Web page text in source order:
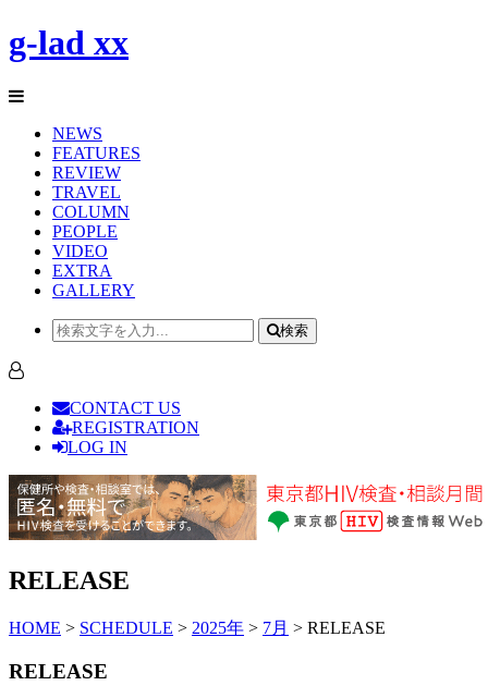
g-lad xx
NEWS
FEATURES
REVIEW
TRAVEL
COLUMN
PEOPLE
VIDEO
EXTRA
GALLERY
検索
CONTACT US
REGISTRATION
LOG IN
RELEASE
HOME > SCHEDULE > 2025年 > 7月 > RELEASE
RELEASE